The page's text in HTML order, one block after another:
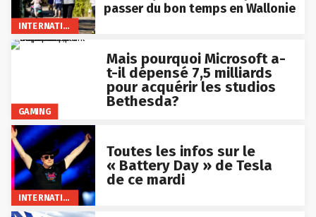
INTERNATIONAL
passer du bon temps en Wallonie
GAMING
Mais pourquoi Microsoft a-
t-il dépensé 7,5 milliards
pour acquérir les studios
Bethesda?
INTERNATIONAL
Toutes les infos sur le
« Battery Day » de Tesla
de ce mardi